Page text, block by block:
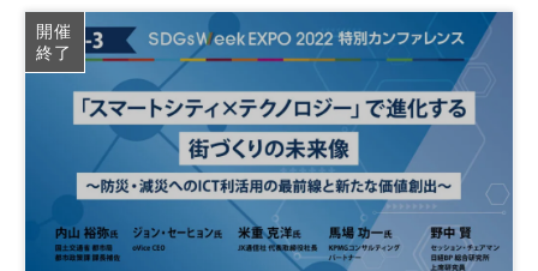
経営 経営戦略 人材戦略
日経オンラインセミナー
開催
終了